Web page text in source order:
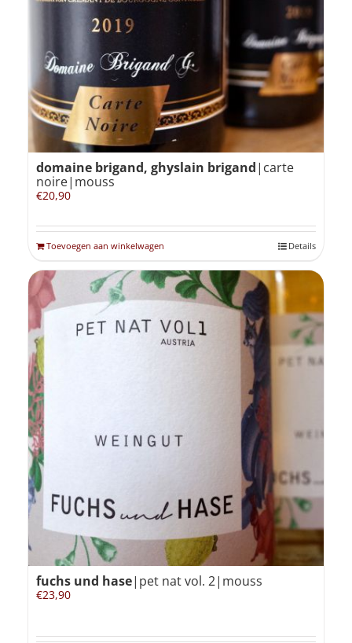
domaine brigand, ghyslain brigand|carte
noire|mouss
€20,90
Toevoegen aan winkelwagen Details
fuchs und hase|pet nat vol. 2|mouss
€23,90